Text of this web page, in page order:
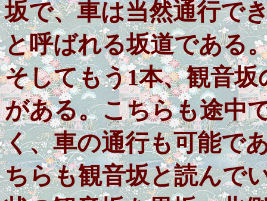
坂で、車は当然通行で
と呼ばれる坂道である
そしてもう1本、観音
がある。こちらも途中
く、車の通行も可能で
ちらも観音坂と読んで